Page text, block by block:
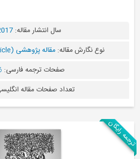
سال انتشار مقاله:2017
نوع نگارش مقاله:مقاله پژوهشی (Research Article)
صفحات ترجمه فارسی:16
تعداد صفحات مقاله انگلیسی:10